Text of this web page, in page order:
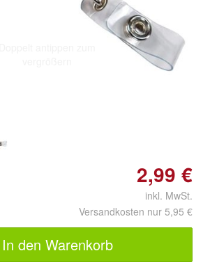
2,99 €
inkl. MwSt.
Versandkosten nur 5,95 €
In den Warenkorb